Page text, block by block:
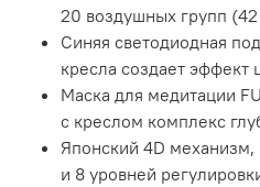
20 воздушных групп
Синяя светодиодная
кресла создает эффект
Маска для медитации
с креслом комплекс
Японский 4D механизм,
и 8 уровней